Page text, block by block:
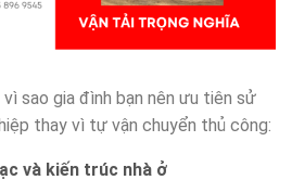
sao gia đình bạn nên ưu tiên sử
thay vì tự vận chuyển thủ công:
và kiến trúc nhà ở